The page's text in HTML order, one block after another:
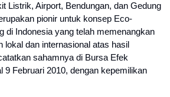
Listrik, Airport, Bendungan, dan Gedung
pionir untuk konsep Eco-
di Indonesia yang telah memenangkan
lokal dan internasional atas hasil
sahamnya di Bursa Efek
9 Februari 2010, dengan kepemilikan